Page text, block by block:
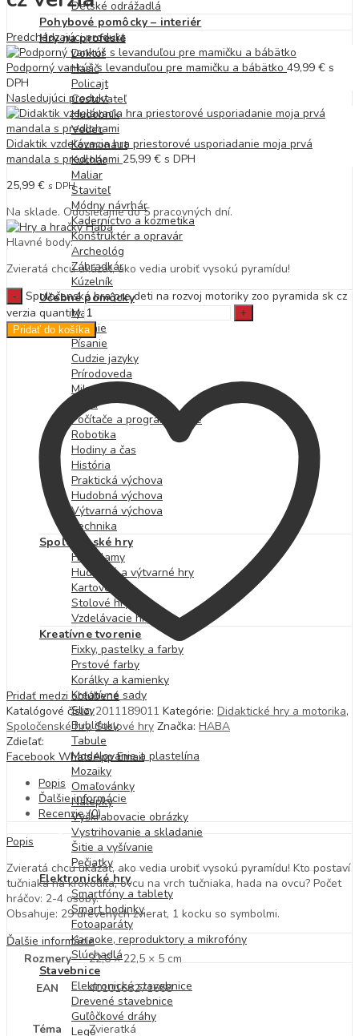
Detské odrážadlá
Pohybové pomôcky – interiér
Hry na profesie
Doktor
Hasič
Policajt
Cestovateľ
Hudobník
Vedec
Kozmonaut
Kuchár
Maliar
Staviteľ
Módny návrhár
Kaderníctvo a kozmetika
Konštruktér a opravár
Archeológ
Záhradkár
Kúzelník
Učebné pomôcky
Matematika
Čítanie
Písanie
Cudzie jazyky
Prírodoveda
Mikroskopy
Veda
Počítače a programovanie
Robotika
Hodiny a čas
História
Praktická výchova
Hudobná výchova
Výtvarná výchova
Technika
Spoločenské hry
Hlavolamy
Hudobné a výtvarné hry
Kartové hry
Stolové hry
Vzdelávacie hry
Kreatívne tvorenie
Fixky, pastelky a farby
Prstové farby
Korálky a kamienky
Kreatívne sady
Slizy
Bublifuky
Tabule
Modelovanie a plastelína
Mozaiky
Omaľovánky
Nálepky
Vyškrabovacie obrázky
Vystrihovanie a skladanie
Šitie a vyšívanie
Pečiatky
Elektronické hry
Smartfóny a tablety
Smart hodinky
Fotoaparáty
Karaoke, reproduktory a mikrofóny
Slúchadlá
Stavebnice
Elektronické stavebnice
Drevené stavebnice
Guľôčkové dráhy
Lego
Predchádzajúci produkt
Podporný vankúš s levanduľou pre mamičku a bábätko 49,99 € s
DPH
Nasledujúci produkt
Didaktik vzdelávacia hra priestorové usporiadanie moja prvá
mandala s predlohami 25,99 € s DPH
25,99 € s DPH
Na sklade. Odosielame do 5 pracovných dní.
Hlavné body:
Zvieratá chcú ukázať, ako vedia urobiť vysokú pyramídu!
Spoločenská hra pre deti na rozvoj motoriky zoo pyramida sk cz
verzia quantity
Pridať do košíka
Pridať medzi obľúbené
Katalógové číslo:2011189011 Kategórie: Didaktické hry a motorika,
Spoločenské hry,Stolové hry Značka: HABA
Zdieľať:
Facebook WhatsApp Email
Popis
Ďalšie informácie
Recenzie (0)
Popis
Zvieratá chcú ukázať, ako vedia urobiť vysokú pyramídu! Kto postaví
tučniaka na krokodíla, ovcu na vrch tučniaka, hada na ovcu? Počet
hráčov: 2-4 osoby.
Obsahuje: 29 drevených zvierat, 1 kocku so symbolmi.
Ďalšie informácie
Rozmery
22,6 × 22,5 × 5 cm
EAN
4010168271668
Téma Zvieratká